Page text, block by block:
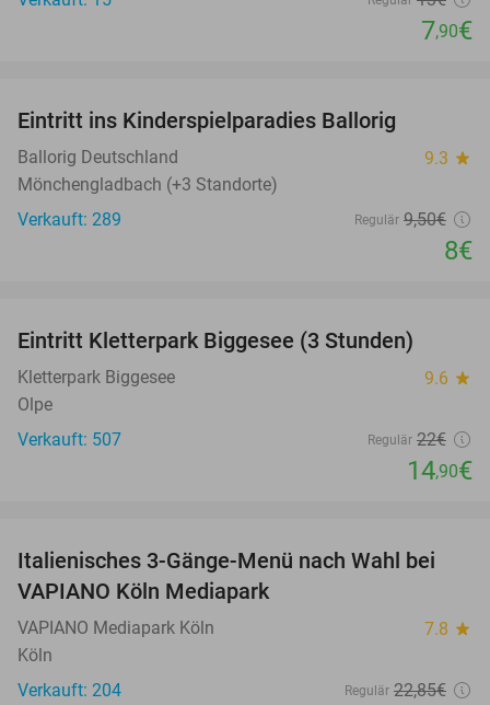
7,90€
Eintritt ins Kinderspielparadies Ballorig
Ballorig Deutschland 9.3 star
Mönchengladbach (+3 Standorte)
Verkauft: 289
Regulär 9,50€
8€
Eintritt Kletterpark Biggesee (3 Stunden)
Kletterpark Biggesee 9.6 star
Olpe
Verkauft: 507
Regulär 22€
14,90€
44%
Italienisches 3-Gänge-Menü nach Wahl bei
VAPIANO Köln Mediapark
VAPIANO Mediapark Köln 7.8 star
Köln
Verkauft: 204
Regulär 22,85€